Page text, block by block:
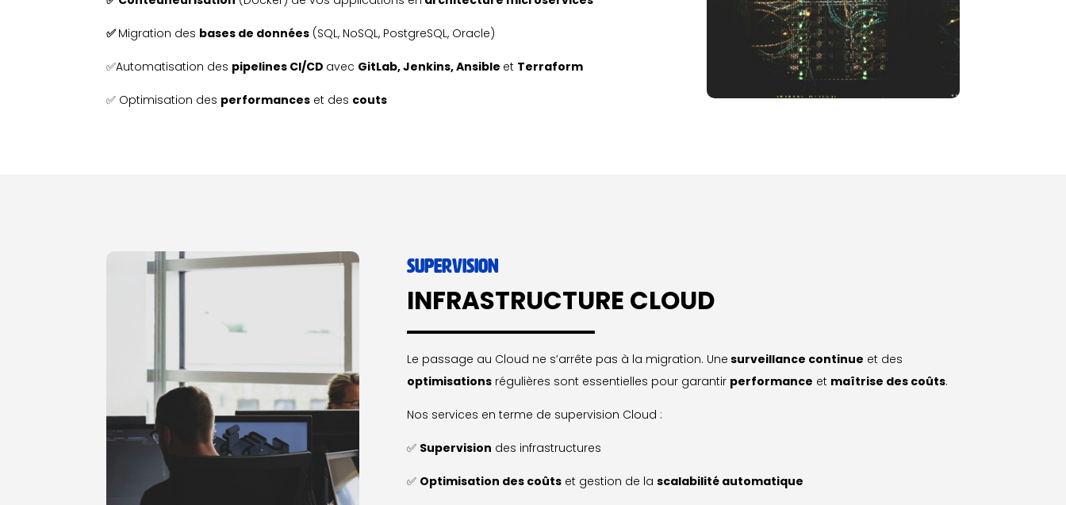
✅ Migration des bases de données (SQL, NoSQL, PostgreSQL, Oracle)
✅Automatisation des pipelines CI/CD avec GitLab,Jenkins,Ansible et Terraform
✅ Optimisation des performances et des couts
SUPERVISION
INFRASTRUCTURE CLOUD
Le passage au Cloud ne s’arrête pas à la migration. Une surveillance continue et des
optimisationsrégulières sont essentielles pour garantir performance et maîtrise des coûts.
Nos services en terme de supervision Cloud :
✅ Supervision des infrastructures
✅ Optimisation des coûtset gestion de la scalabilité automatique